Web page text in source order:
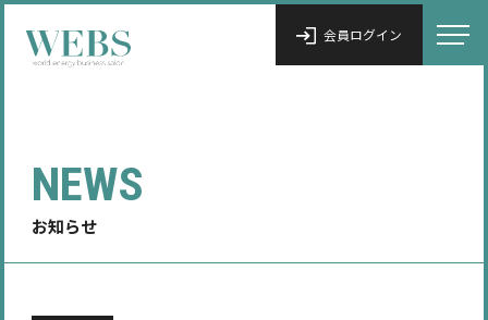
会員ログイン
NEWS
お知らせ